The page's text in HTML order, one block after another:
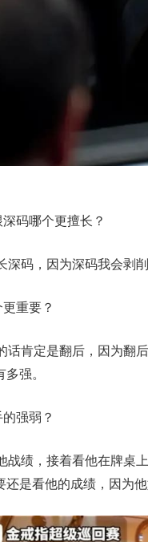
码哪个更擅长？
深码，因为深码我会剥削
重要？
话肯定是翻后，因为翻
强。
强弱？
战绩，接着看他在牌桌
还是看他的成绩，因为